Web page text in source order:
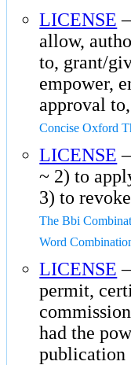
LICENSE
allow,
to, grant/
empower,
approval
Concise Oxford
LICENSE
~ 2) to
3) to
The Bbi
Word
LICENSE
permit,
had the